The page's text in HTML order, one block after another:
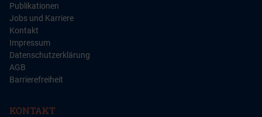
Publikationen
Jobs und Karriere
Kontakt
Impressum
Datenschutzerklärung
AGB
Barrierefreiheit
KONTAKT